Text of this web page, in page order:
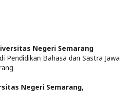
Negeri Semarang
Pendidikan Bahasa dan Sastra Jawa
Negeri Semarang,